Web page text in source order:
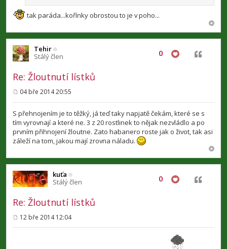
tak paráda...kořínky obrostou to je v poho...
Tehir
Stálý člen
Re: Žloutnutí lístků
0 Citovat
ř
í
s
p
ě
v
04 bře 2014 20:55
S přehnojením je to těžký, já teď taky napjatě čekám, které se s
tím vyrovnají a které ne. 3 z 20 rostlinek to nějak nezvládlo a po
prvním přihnojení žloutne. Zato habanero roste jak o život, tak asi
záleží na tom, jakou mají zrovna náladu.
kuťa
Stálý člen
Re: Žloutnutí lístků
0 Citovat
ř
12 bře 2014 12:04